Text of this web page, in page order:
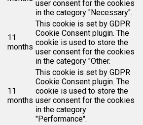
user consent for the cookies
in the category "Necessary".
11
months
This cookie is set by GDPR
Cookie Consent plugin. The
cookie is used to store the
user consent for the cookies
in the category "Other.
11
months
This cookie is set by GDPR
Cookie Consent plugin. The
cookie is used to store the
user consent for the cookies
in the category
"Performance".